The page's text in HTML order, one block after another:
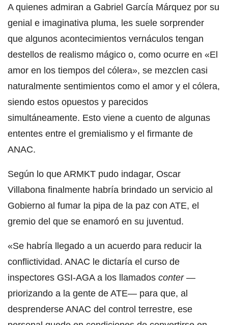
A quienes admiran a Gabriel García Márquez por su
genial e imaginativa pluma, les suele sorprender
que algunos acontecimientos vernáculos tengan
destellos de realismo mágico o, como ocurre en «El
amor en los tiempos del cólera», se mezclen casi
naturalmente sentimientos como el amor y el cólera,
siendo estos opuestos y parecidos
simultáneamente. Esto viene a cuento de algunas
ententes entre el gremialismo y el firmante de
ANAC.
Según lo que ARMKT pudo indagar, Oscar
Villabona finalmente habría brindado un servicio al
Gobierno al fumar la pipa de la paz con ATE, el
gremio del que se enamoró en su juventud.
«Se habría llegado a un acuerdo para reducir la
conflictividad. ANAC le dictaría el curso de
inspectores GSI-AGA a los llamados conter —
priorizando a la gente de ATE— para que, al
desprenderse ANAC del control terrestre, ese